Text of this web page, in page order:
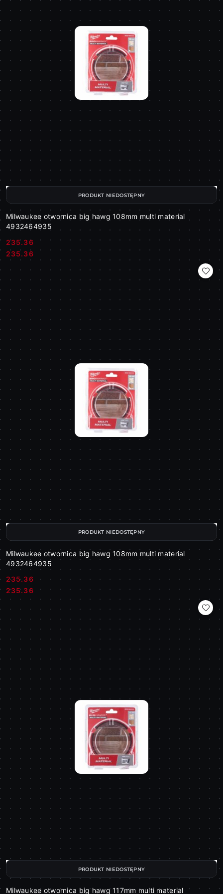
Milwaukee otwornica big hawg 108mm multi material
4932464935
Cena:
235.36
Cena:
235.36
PRODUKT NIEDOSTĘPNY
Milwaukee otwornica big hawg 108mm multi material
4932464935
Cena:
235.36
Cena:
235.36
PRODUKT NIEDOSTĘPNY
Milwaukee otwornica big hawg 117mm multi material
PRODUKT NIEDOSTĘPNY